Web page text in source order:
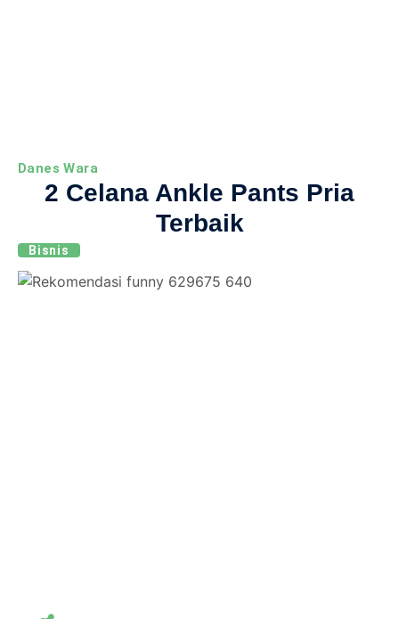
Danes Wara
2 Celana Ankle Pants Pria
Terbaik
Bisnis